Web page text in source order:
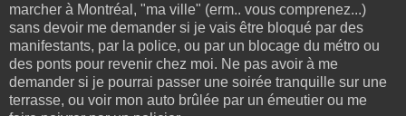
marcher à Montréal, "ma ville" (erm.. vous comprenez...)
sans devoir me demander si je vais être bloqué par des
manifestants, par la police, ou par un blocage du métro ou
des ponts pour revenir chez moi. Ne pas avoir à me
demander si je pourrai passer une soirée tranquille sur une
terrasse, ou voir mon auto brûlée par un émeutier ou me